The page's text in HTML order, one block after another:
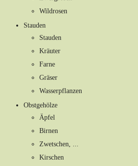
Wildrosen
Stauden
Stauden
Kräuter
Farne
Gräser
Wasserpflanzen
Obstgehölze
Äpfel
Birnen
Zwetschen, ...
Kirschen